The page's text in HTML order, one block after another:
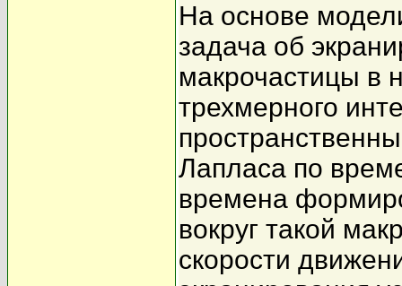
На основе
задача об
макрочастицы в
трехмерного
Лапласа по
времена
вокруг такой
скорости